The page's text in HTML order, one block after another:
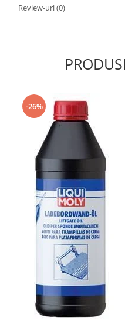
Mecanice
Role, bucse si bolturi
Review-uri(0)
-26%